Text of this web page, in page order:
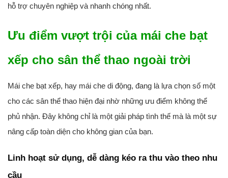
hỗ trợ chuyên nghiệp và nhanh chóng nhất.
Ưu điểm vượt trội của mái che bạt
xếp cho sân thể thao ngoài trời
Mái che bạt xếp, hay mái che di động, đang là lựa chọn số một
cho các sân thể thao hiện đại nhờ những ưu điểm không thể
phủ nhận. Đây không chỉ là một giải pháp tình thế mà là một sự
nâng cấp toàn diện cho không gian của bạn.
Linh hoạt sử dụng, dễ dàng kéo ra thu vào theo nhu
cầu